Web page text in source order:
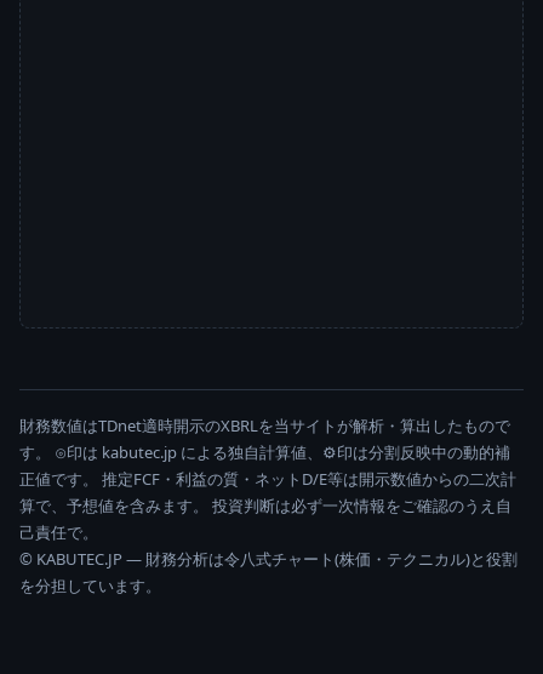
財務数値はTDnet適時開示のXBRLを当サイトが解析・算出したもので
す。 ⊙印は kabutec.jp による独自計算値、⚙印は分割反映中の動的補
正値です。 推定FCF・利益の質・ネットD/E等は開示数値からの二次計
算で、予想値を含みます。 投資判断は必ず一次情報をご確認のうえ自
己責任で。
© KABUTEC.JP — 財務分析は令八式チャート(株価・テクニカル)と役割
を分担しています。